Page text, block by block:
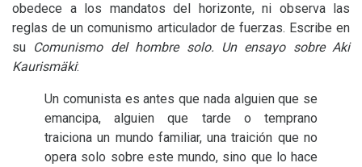
obedece a los mandatos del horizonte, ni observa las
reglas de un comunismo articulador de fuerzas. Escribe en
su Comunismo del hombre solo. Un ensayo sobre Aki
Kaurismäki:
Un comunista es antes que nada alguien que se
emancipa, alguien que tarde o temprano
traiciona un mundo familiar, una traición que no
opera solo sobre este mundo, sino que lo hace